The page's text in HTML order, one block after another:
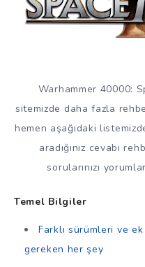
Warhammer 40000:
sitemizde daha fazla
hemen aşağıdaki
aradığınız cevabı
sorularınızı
Temel Bilgiler
Farklı sürümleri ve
gereken her şey